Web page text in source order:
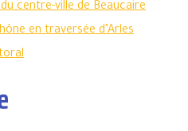
centre-ville de Beaucaire
en traversée d’Arles